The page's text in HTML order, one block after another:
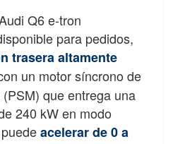
Q6 e-tron
para pedidos,
trasera altamente
un motor síncrono de
que entrega una
240 kW en modo
acelerar de 0 a